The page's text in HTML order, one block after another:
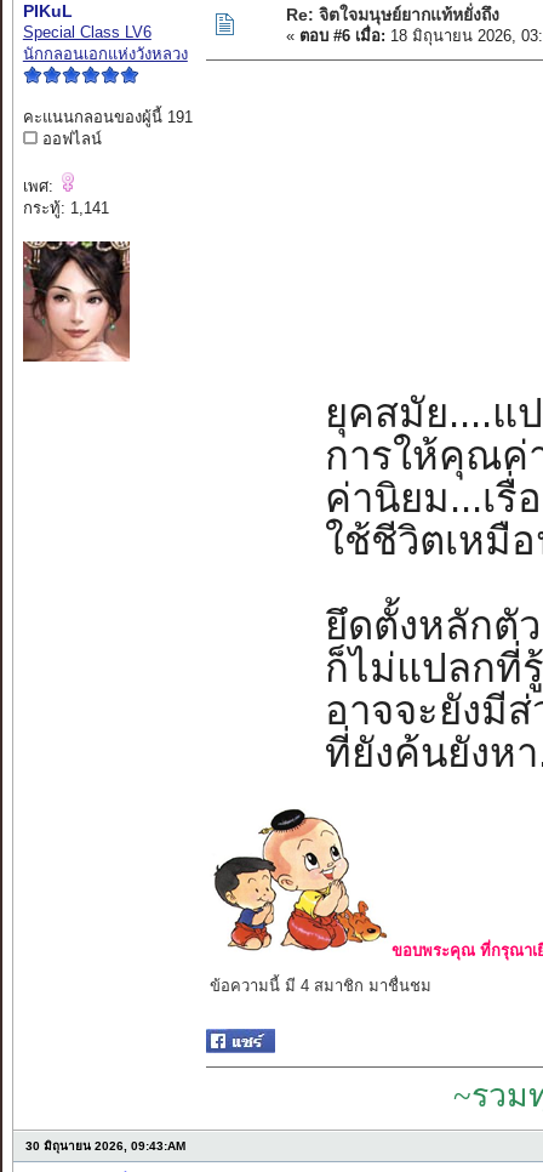
PIKuL
Special Class LV6
นักกลอนเอกแห่งวังหลวง
คะแนนกลอนของผู้นี้ 191
ออฟไลน์
เพศ:
กระทู้: 1,141
Re: จิตใจมนุษย์ยากแท้หยั่งถึง
« ตอบ #6 เมื่อ: 18 มิถุนายน 2026,
ยุคสมัย....แ
การให้คุณค่
ค่านิยม...เรื่
ใช้ชีวิตเหมื
ยึดตั้งหลักตั
ก็ไม่แปลกที่
อาจจะยังมี
ที่ยังค้นยังห
ขอบพระคุณ ที่กรุณาเ
ข้อความนี้ มี 4 สมาชิก มาชื่นชม
~รวม
30 มิถุนายน 2026, 09:43:AM